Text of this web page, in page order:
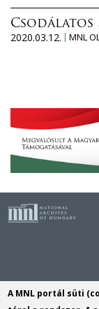
Csodálatos
2020.03.12.
MNL
A MNL portál süti